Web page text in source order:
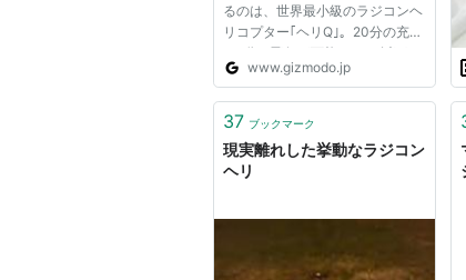
るのは、世界最小級のラジコンヘ
リコプター｢ヘリQ｣。20分の充電
で5分の飛行が可能です。 以下の
写真ギャラリーを見てください。
のかと思うとワクワクします。気
www.gizmodo.jp
37 ブックマーク
現実離れした挙動なラジコン
ヘリ